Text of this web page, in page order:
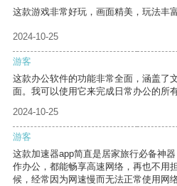
这款游戏非常好玩，画面精美，玩法丰富
2024-10-25
游客
这款办公软件的功能非常全面，涵盖了
面。我可以使用它来完成日常办公的所
2024-10-25
游客
这款加速器app简直是居家旅行必备神
作办公，都能畅享高速网络，再也不用
候，经常因为网速慢而无法正常使用网